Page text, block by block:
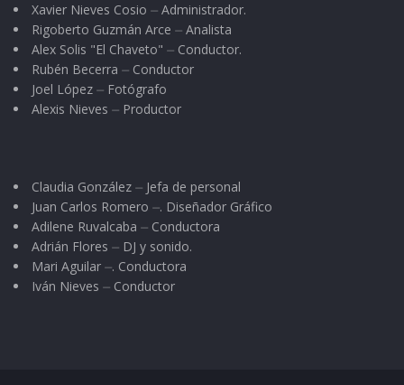
Xavier Nieves Cosio ⏤ Administrador.
Rigoberto Guzmán Arce ⏤ Analista
Alex Solis "El Chaveto" ⏤ Conductor.
Rubén Becerra ⏤ Conductor
Joel López ⏤ Fotógrafo
Alexis Nieves ⏤ Productor
Claudia González ⏤ Jefa de personal
Juan Carlos Romero ⏤. Diseñador Gráfico
Adilene Ruvalcaba ⏤ Conductora
Adrián Flores ⏤ DJ y sonido.
Mari Aguilar ⏤. Conductora
Iván Nieves ⏤ Conductor